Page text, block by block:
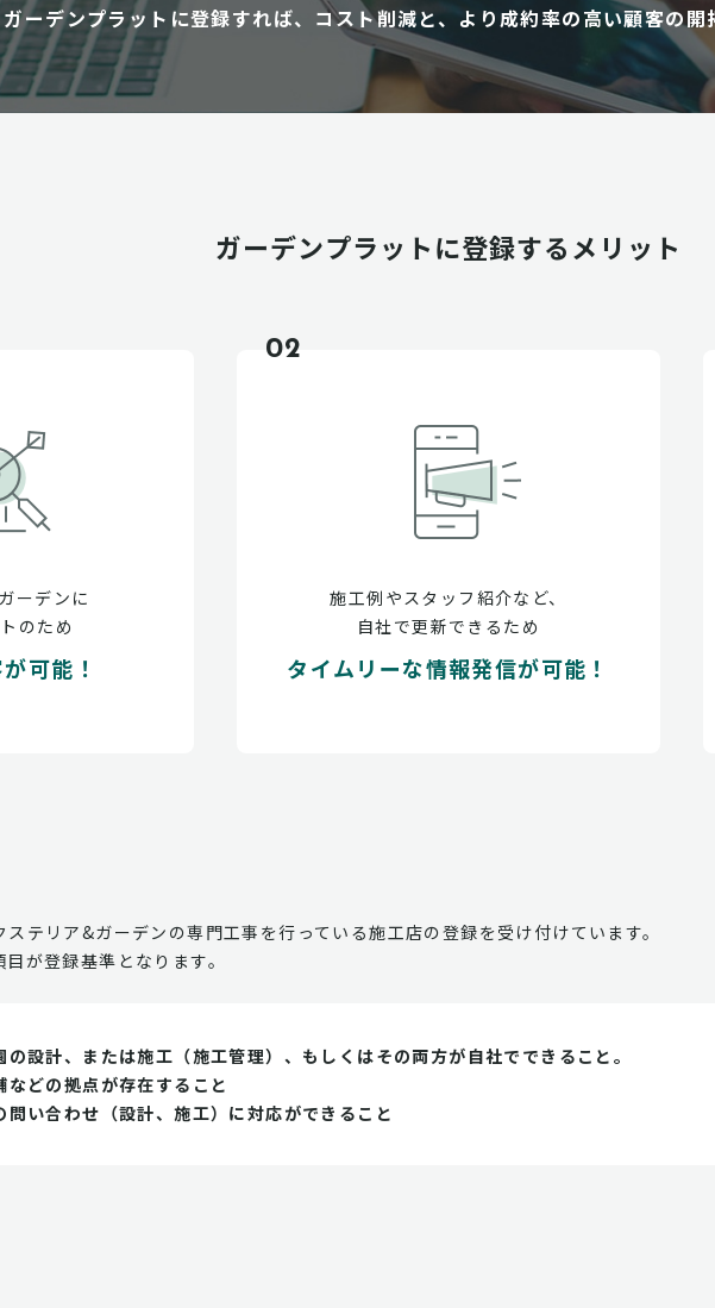
ガーデンプラットに登録すれば、コスト削減と、より成約率の高い顧客の開
ガーデンプラットに登録するメリット
ーデンに
のため
可能！
02
施工例やスタッフ紹介など、
自社で更新できるため
タイムリーな情報発信が可能！
テリア&ガーデンの専門工事を行っている施工店の登録を受け付けています。
が登録基準となります。
設計、または施工（施工管理）、もしくはその両方が自社でできること。
どの拠点が存在すること
問い合わせ（設計、施工）に対応ができること